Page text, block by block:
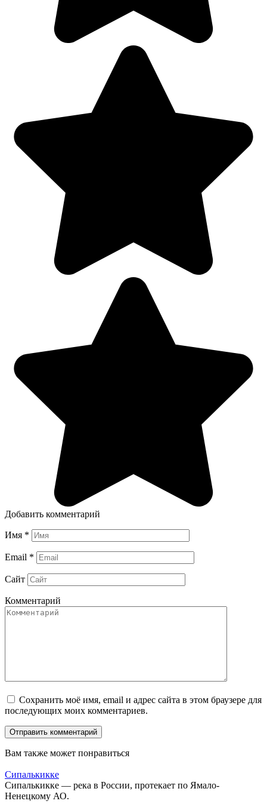
Добавить комментарий
Имя *
Email *
Сайт
Комментарий
Сохранить моё имя, email и адрес сайта в этом браузере для
последующих моих комментариев.
Вам также может понравиться
Сипалькикке
Сипалькикке — река в России, протекает по Ямало-
Ненецкому АО.